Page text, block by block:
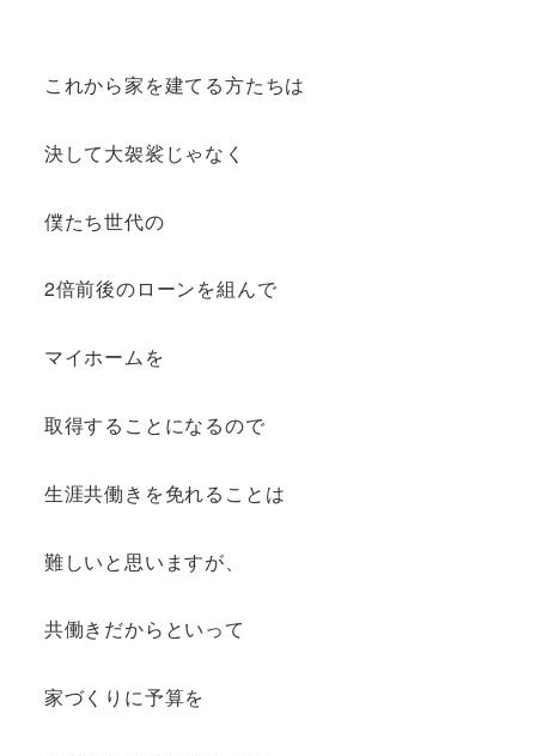
これから家を建てる方たちは
決して大袈裟じゃなく
僕たち世代の
2倍前後のローンを組んで
マイホームを
取得することになるので
生涯共働きを免れることは
難しいと思いますが、
共働きだからといって
家づくりに予算を